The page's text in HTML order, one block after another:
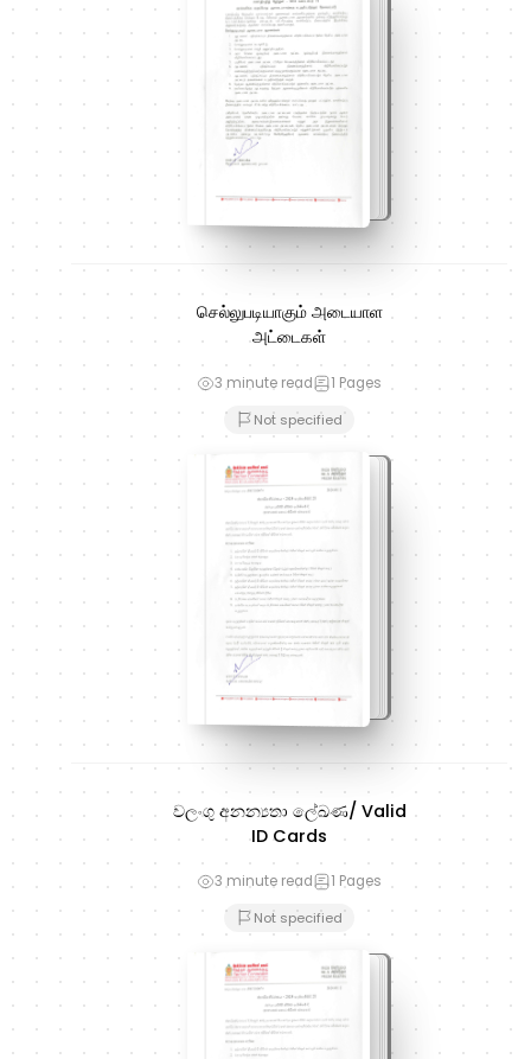
செல்லுபடியாகும் அடையாள
அட்டைகள்
3 minute read 1 Pages
Not specified
වලංගු අනන්‍යතා ලේඛණ/ Valid
ID Cards
3 minute read 1 Pages
Not specified